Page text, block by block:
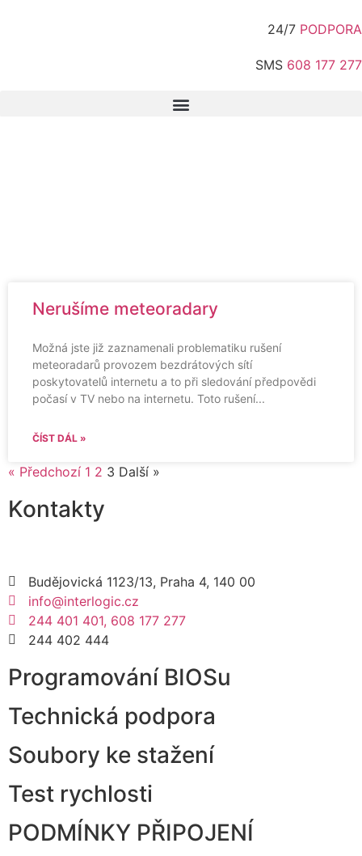
24/7 PODPORA
SMS 608 177 277
Nerušíme meteoradary
Možná jste již zaznamenali problematiku rušení
meteoradarů provozem bezdrátových sítí
poskytovatelů internetu a to při sledování předpovědi
počasí v TV nebo na internetu. Toto rušení
ČÍST DÁL »
« Předchozí 1 2 3 Další »
Kontakty
Budějovická 1123/13, Praha 4, 140 00
info@interlogic.cz
244 401 401, 608 177 277
244 402 444
Programování BIOSu
Technická podpora
Soubory ke stažení
Test rychlosti
PODMÍNKY PŘIPOJENÍ